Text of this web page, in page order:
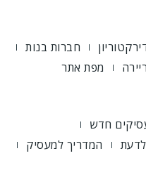
חברות בנות
מפת אתר
חדש
המדריך למעסיק